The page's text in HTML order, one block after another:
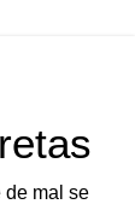
de mal se